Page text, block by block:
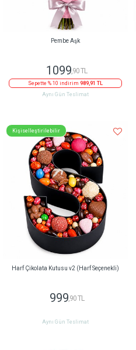
Pembe Aşk
1099,90 TL
Sepette % 10 indirim 989,91 TL
Aynı Gün Teslimat
Kişiselleştirilebilir
Harf Çikolata Kutusu v2 (Harf Seçenekli)
999,90 TL
Aynı Gün Teslimat